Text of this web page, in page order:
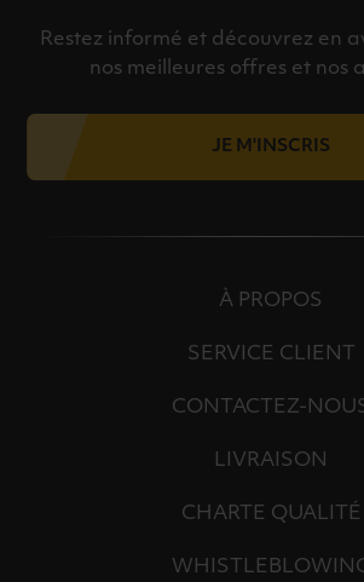
Restez informé et découvrez en
nos meilleures offres et nos
JE M'INSCRIS
À PROPOS
SERVICE CLIENT
CONTACTEZ-
LIVRAISON
CHARTE QUALITÉ